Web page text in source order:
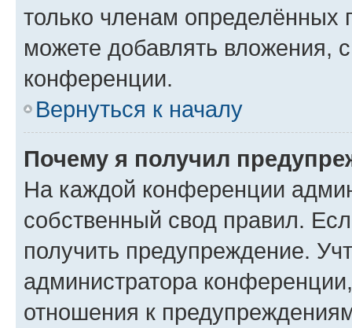
только членам определённых
можете добавлять вложения,
конференции.
Вернуться к началу
Почему я получил
На каждой конференции
собственный свод правил.
получить предупреждение.
администратора
отношения к